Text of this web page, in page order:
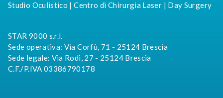
Studio Oculistico | Centro di Chirurgia Laser | Day Surgery
STAR 9000 s.r.l.
Sede operativa: Via Corfù, 71 - 25124 Brescia
Sede legale: Via Rodi, 27 - 25124 Brescia
C.F./P.IVA 03386790178